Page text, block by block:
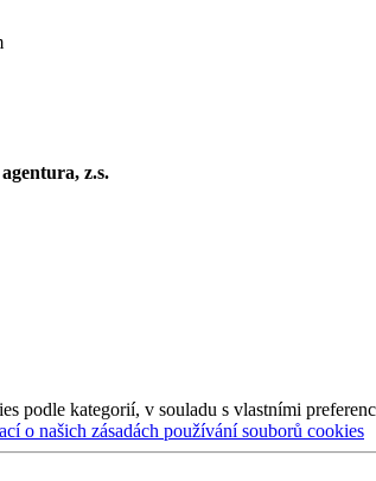
z.s.
podle kategorií, v souladu s vlastními
o našich zásadách používání souborů cookies